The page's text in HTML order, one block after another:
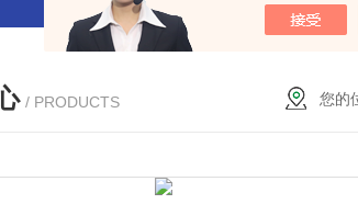
/ PRODUCTS 您的